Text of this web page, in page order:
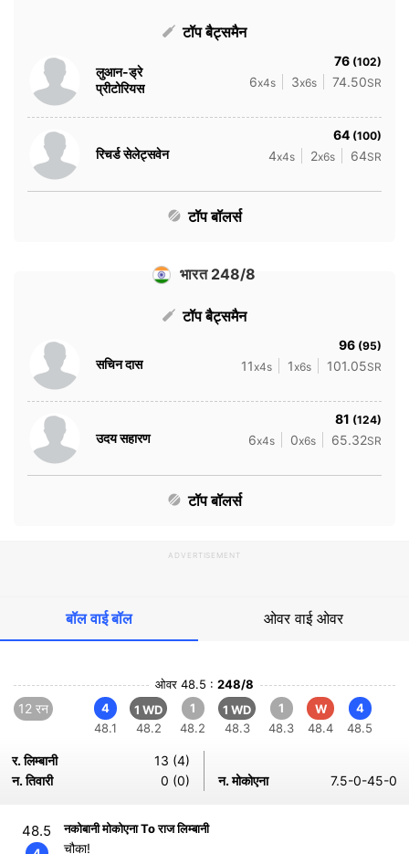
टॉप बैट्समैन
लुआन-ड्रे
प्रीटोरियस
76 (102)
6x4s 3x6s 74.50SR
रिचर्ड सेलेट्सवेन
64 (100)
4x4s 2x6s 64SR
टॉप बॉलर्स
भारत 248/8
टॉप बैट्समैन
सचिन दास
96 (95)
11x4s 1x6s 101.05SR
उदय सहारण
81 (124)
6x4s 0x6s 65.32SR
टॉप बॉलर्स
ADVERTISEMENT
बॉल वाई बॉल ओवर वाई ओवर
ओवर 48.5 : 248/8
12 रन
4
48.1
1 WD
48.2
1
48.2
1 WD
48.3
1
48.3
W
48.4
4
48.5
र. लिम्बानी
13 (4)
न. तिवारी
0 (0) न. मोकोएना 7.5-0-45-0
48.5 नकोबानी मोकोएना To राज लिम्बानी
चौका!